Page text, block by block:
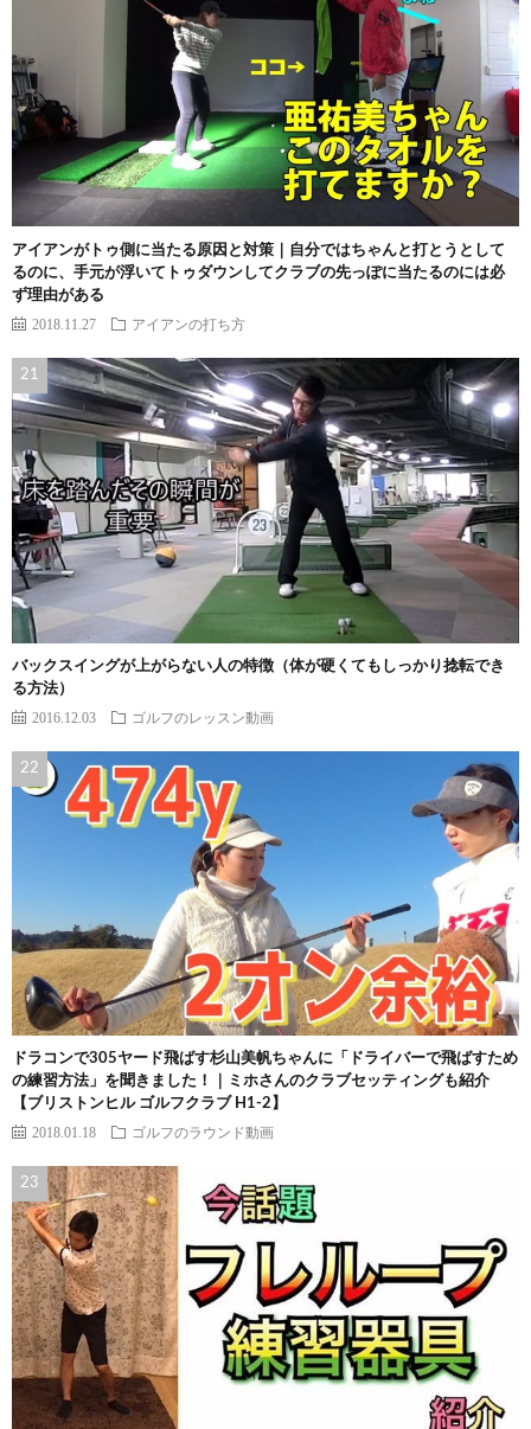
アイアンがトゥ側に当たる原因と対策｜自分ではちゃんと打とうとして
るのに、手元が浮いてトゥダウンしてクラブの先っぽに当たるのには必
ず理由がある
2018.11.27 アイアンの打ち方
バックスイングが上がらない人の特徴（体が硬くてもしっかり捻転でき
る方法）
2016.12.03 ゴルフのレッスン動画
ドラコンで305ヤード飛ばす杉山美帆ちゃんに「ドライバーで飛ばすため
の練習方法」を聞きました！｜ミホさんのクラブセッティングも紹介
【ブリストンヒル ゴルフクラブ H1-2】
2018.01.18 ゴルフのラウンド動画